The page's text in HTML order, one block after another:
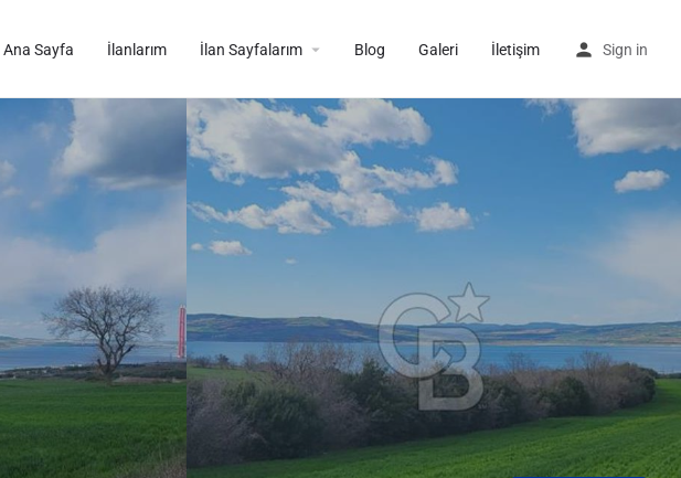
Ana Sayfa İlanlarım İlan Sayfalarım Blog Galeri İletişim Sign in